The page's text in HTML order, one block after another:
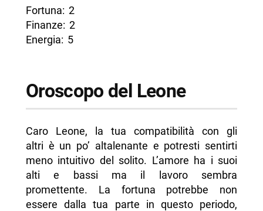
Fortuna: 2
Finanze: 2
Energia: 5
Oroscopo del Leone
Caro Leone, la tua compatibilità con gli
altri è un po’ altalenante e potresti sentirti
meno intuitivo del solito. L’amore ha i suoi
alti e bassi ma il lavoro sembra
promettente. La fortuna potrebbe non
essere dalla tua parte in questo periodo,